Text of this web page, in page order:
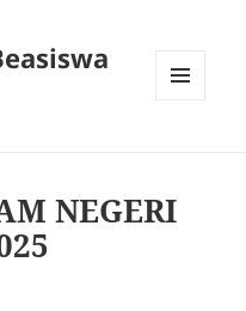
NEGERI